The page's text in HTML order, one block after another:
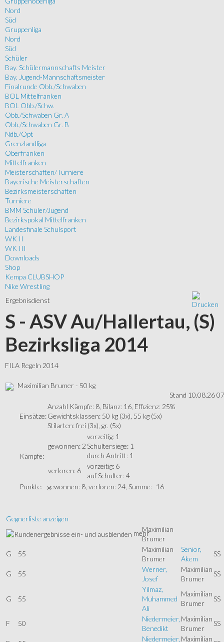
Nord
Süd
Gruppenliga
Nord
Süd
Schüler
Bay. Schülermannschafts Meister
Bay. Jugend-Mannschaftsmeister
Finalrunde Obb./Schwaben
BOL Mittelfranken
BOL Obb./Schw.
Obb./Schwaben Gr. A
Obb./Schwaben Gr. B
Ndb./Opf.
Grenzlandliga
Oberfranken
Mittelfranken
Meisterschaften/Turniere
Bayerische Meisterschaften
Bezirksmeisterschaften
Turniere
BMM Schüler/Jugend
Bezirkspokal Mittelfranken
Landesfinale Schulsport
WK II
WK III
Downloads
Shop
Kempa CLUBSHOP
Nike Wrestling
Ergebnisdienst
S - ASV Au/Hallertau, (S)
Bezirksliga 2014
FILA Regeln 2014
Maximilian Brumer - 50 kg
Stand 10.08.26
Einsätze:
Anzahl Kämpfe: 8, Bilanz: 16, Effizienz: 25%
Gewichtsklassen: 50 kg (3x), 55 kg (5x)
Stilarten: frei (3x), gr. (5x)
Kämpfe:
gewonnen: 2
vorzeitig: 1
Schultersiege: 1
durch Antritt: 1
verloren: 6
vorzeitig: 6
auf Schulter: 4
Punkte: gewonnen: 8, verloren: 24, Summe: -16
Gegnerliste anzeigen
mehrMaximilian
Brumer
G
55
Maximilian
Brumer
Senior,
Akem
SS
G 55
Werner,
Josef
Maximilian
Brumer
SS
G 55
Yilmaz,
Muhammed
Ali
Maximilian
Brumer
SS
F 50
Niedermeier,
Benedikt
Maximilian
Brumer
SS
Niedermeier, Maximilian